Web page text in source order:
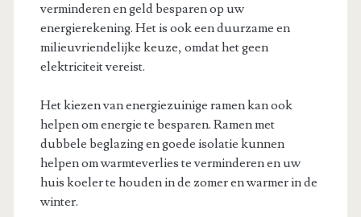
verminderen en geld besparen op uw
energierekening. Het is ook een duurzame en
milieuvriendelijke keuze, omdat het geen
elektriciteit vereist.
Het kiezen van energiezuinige ramen kan ook
helpen om energie te besparen. Ramen met
dubbele beglazing en goede isolatie kunnen
helpen om warmteverlies te verminderen en uw
huis koeler te houden in de zomer en warmer in de
winter.